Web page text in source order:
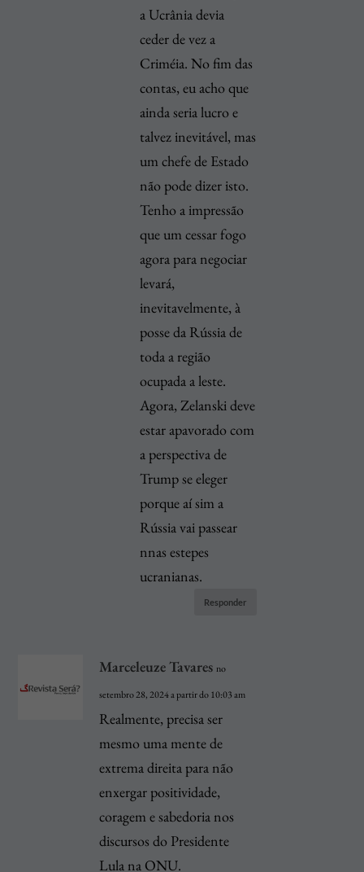
a Ucrânia devia
ceder de vez a
Criméia. No fim das
contas, eu acho que
ainda seria lucro e
talvez inevitável, mas
um chefe de Estado
não pode dizer isto.
Tenho a impressão
que um cessar fogo
agora para negociar
levará,
inevitavelmente, à
posse da Rússia de
toda a região
ocupada a leste.
Agora, Zelanski deve
estar apavorado com
a perspectiva de
Trump se eleger
porque aí sim a
Rússia vai passear
nnas estepes
ucranianas.
Responder
Marceleuze Tavares no
setembro 28, 2024 a partir do 10:03 am
Realmente, precisa ser
mesmo uma mente de
extrema direita para não
enxergar positividade,
coragem e sabedoria nos
discursos do Presidente
Lula na ONU.